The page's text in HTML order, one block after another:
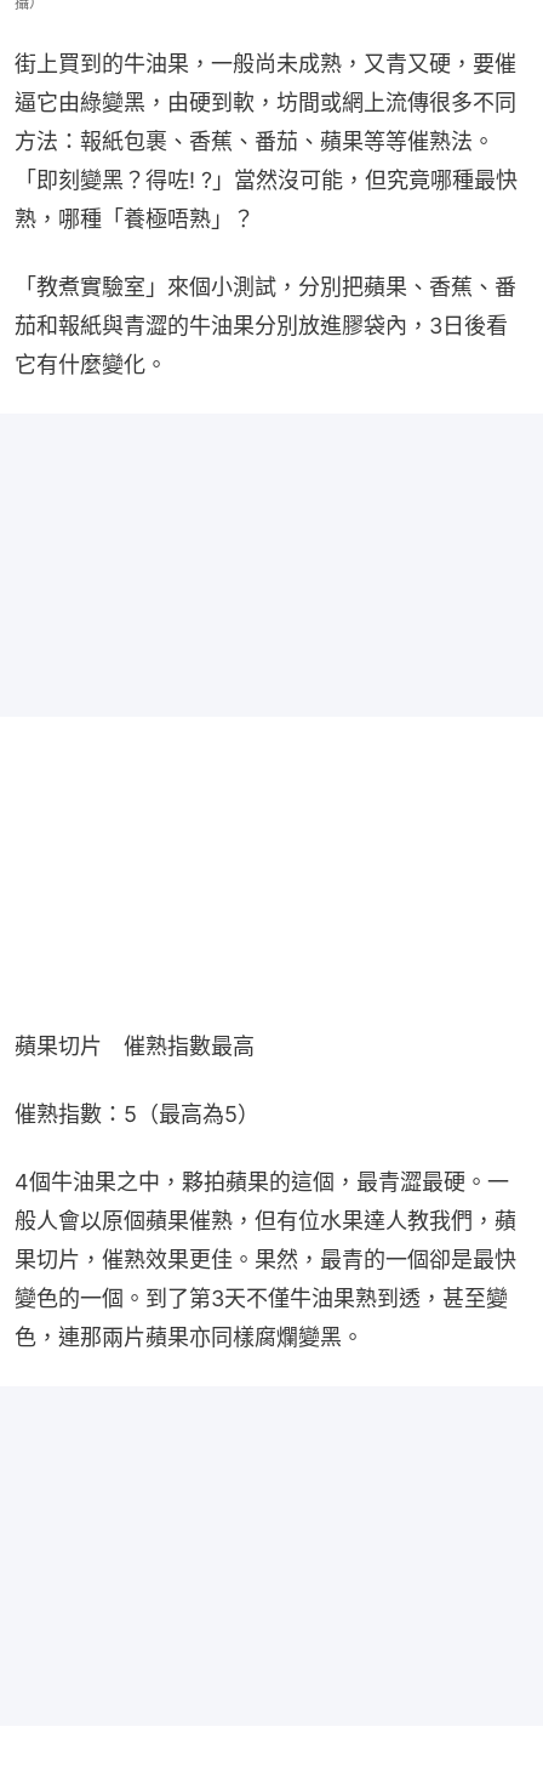
街上買到的牛油果，一般尚未成熟，又青又硬，要催
逼它由綠變黑，由硬到軟，坊間或網上流傳很多不同
方法：報紙包裹、香蕉、番茄、蘋果等等催熟法。
「即刻變黑？得咗! ?」當然沒可能，但究竟哪種最快
熟，哪種「養極唔熟」？
「教煮實驗室」來個小測試，分別把蘋果、香蕉、番
茄和報紙與青澀的牛油果分別放進膠袋內，3日後看
它有什麼變化。
蘋果切片　催熟指數最高
催熟指數：5（最高為5）
4個牛油果之中，夥拍蘋果的這個，最青澀最硬。一
般人會以原個蘋果催熟，但有位水果達人教我們，蘋
果切片，催熟效果更佳。果然，最青的一個卻是最快
變色的一個。到了第3天不僅牛油果熟到透，甚至變
色，連那兩片蘋果亦同樣腐爛變黑。